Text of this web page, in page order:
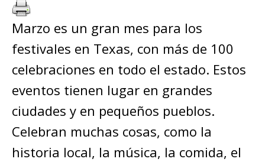
Marzo es un gran mes para los
festivales en Texas, con más de 100
celebraciones en todo el estado. Estos
eventos tienen lugar en grandes
ciudades y en pequeños pueblos.
Celebran muchas cosas, como la
historia local, la música, la comida, el